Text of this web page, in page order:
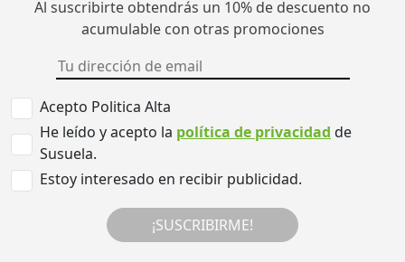
Al suscribirte obtendrás un 10% de descuento no
acumulable con otras promociones
Acepto Politica Alta
He leído y acepto la política de privacidad de
Susuela.
Estoy interesado en recibir publicidad.
¡SUSCRIBIRME!